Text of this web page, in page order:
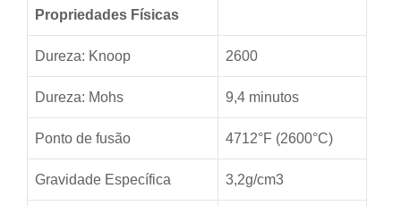
Propriedades Físicas
Dureza: Knoop 2600
Dureza: Mohs 9,4 minutos
Ponto de fusão 4712°F (2600°C)
Gravidade Específica 3,2g/cm3